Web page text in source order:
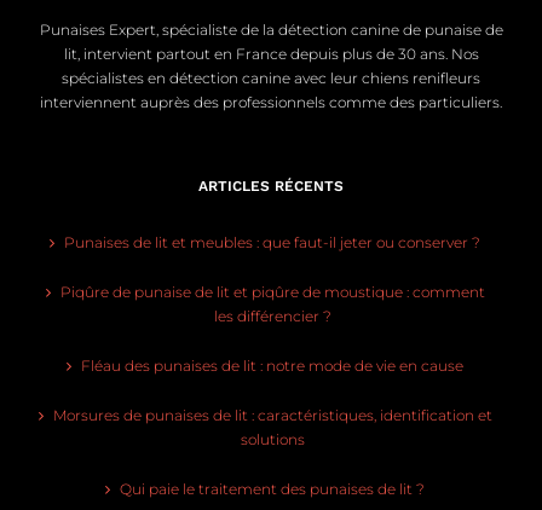
Punaises Expert, spécialiste de la détection canine de punaise de
lit, intervient partout en France depuis plus de 30 ans. Nos
spécialistes en détection canine avec leur chiens renifleurs
interviennent auprès des professionnels comme des particuliers.
ARTICLES RÉCENTS
Punaises de lit et meubles : que faut-il jeter ou conserver ?
Piqûre de punaise de lit et piqûre de moustique : comment
les différencier ?
Fléau des punaises de lit : notre mode de vie en cause
Morsures de punaises de lit : caractéristiques, identification et
solutions
Qui paie le traitement des punaises de lit ?